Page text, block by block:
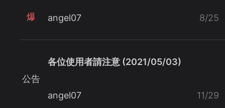
爆 angel07 8/25
公告
各位使用者請注意 (2021/05/03)
angel07 11/29